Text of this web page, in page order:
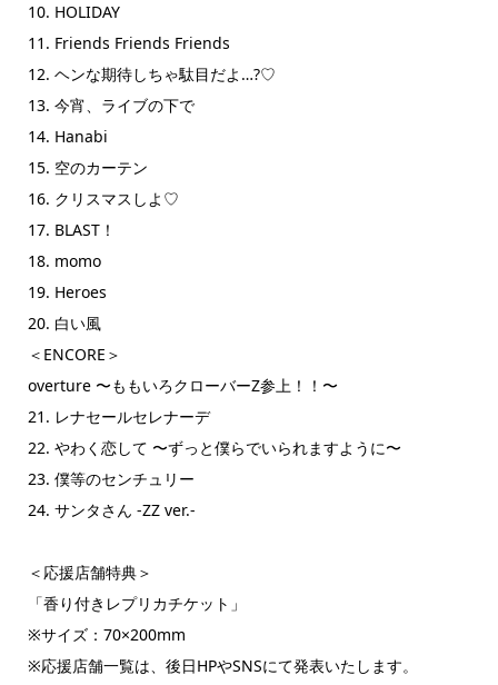
10. HOLIDAY
11. Friends Friends Friends
12. ヘンな期待しちゃ駄目だよ…?♡
13. 今宵、ライブの下で
14. Hanabi
15. 空のカーテン
16. クリスマスしよ♡
17. BLAST！
18. momo
19. Heroes
20. 白い風
＜ENCORE＞
overture 〜ももいろクローバーZ参上！！〜
21. レナセールセレナーデ
22. やわく恋して 〜ずっと僕らでいられますように〜
23. 僕等のセンチュリー
24. サンタさん -ZZ ver.-
＜応援店舗特典＞
「香り付きレプリカチケット」
※サイズ：70×200mm
※応援店舗一覧は、後日HPやSNSにて発表いたします。